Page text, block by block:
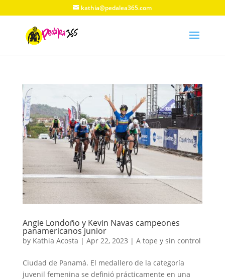
kathia@pedalea365.com
Angie Londoño y Kevin Navas campeones
panamericanos junior
by Kathia Acosta | Apr 22, 2023 | A tope y sin control
Ciudad de Panamá. El medallero de la categoría
juvenil femenina se definió prácticamente en una